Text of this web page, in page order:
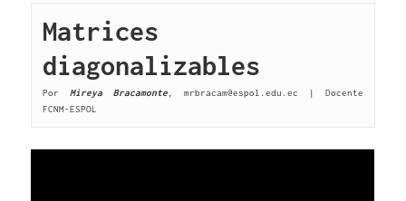
Matrices
Por Mireya Bracamonte , mrbracam@espol.edu.ec | Docente
FCNM-ESPOL